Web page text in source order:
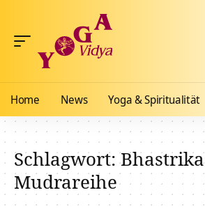
Home News Yoga & Spiritualität
Schlagwort:Bhastrika
Mudrareihe